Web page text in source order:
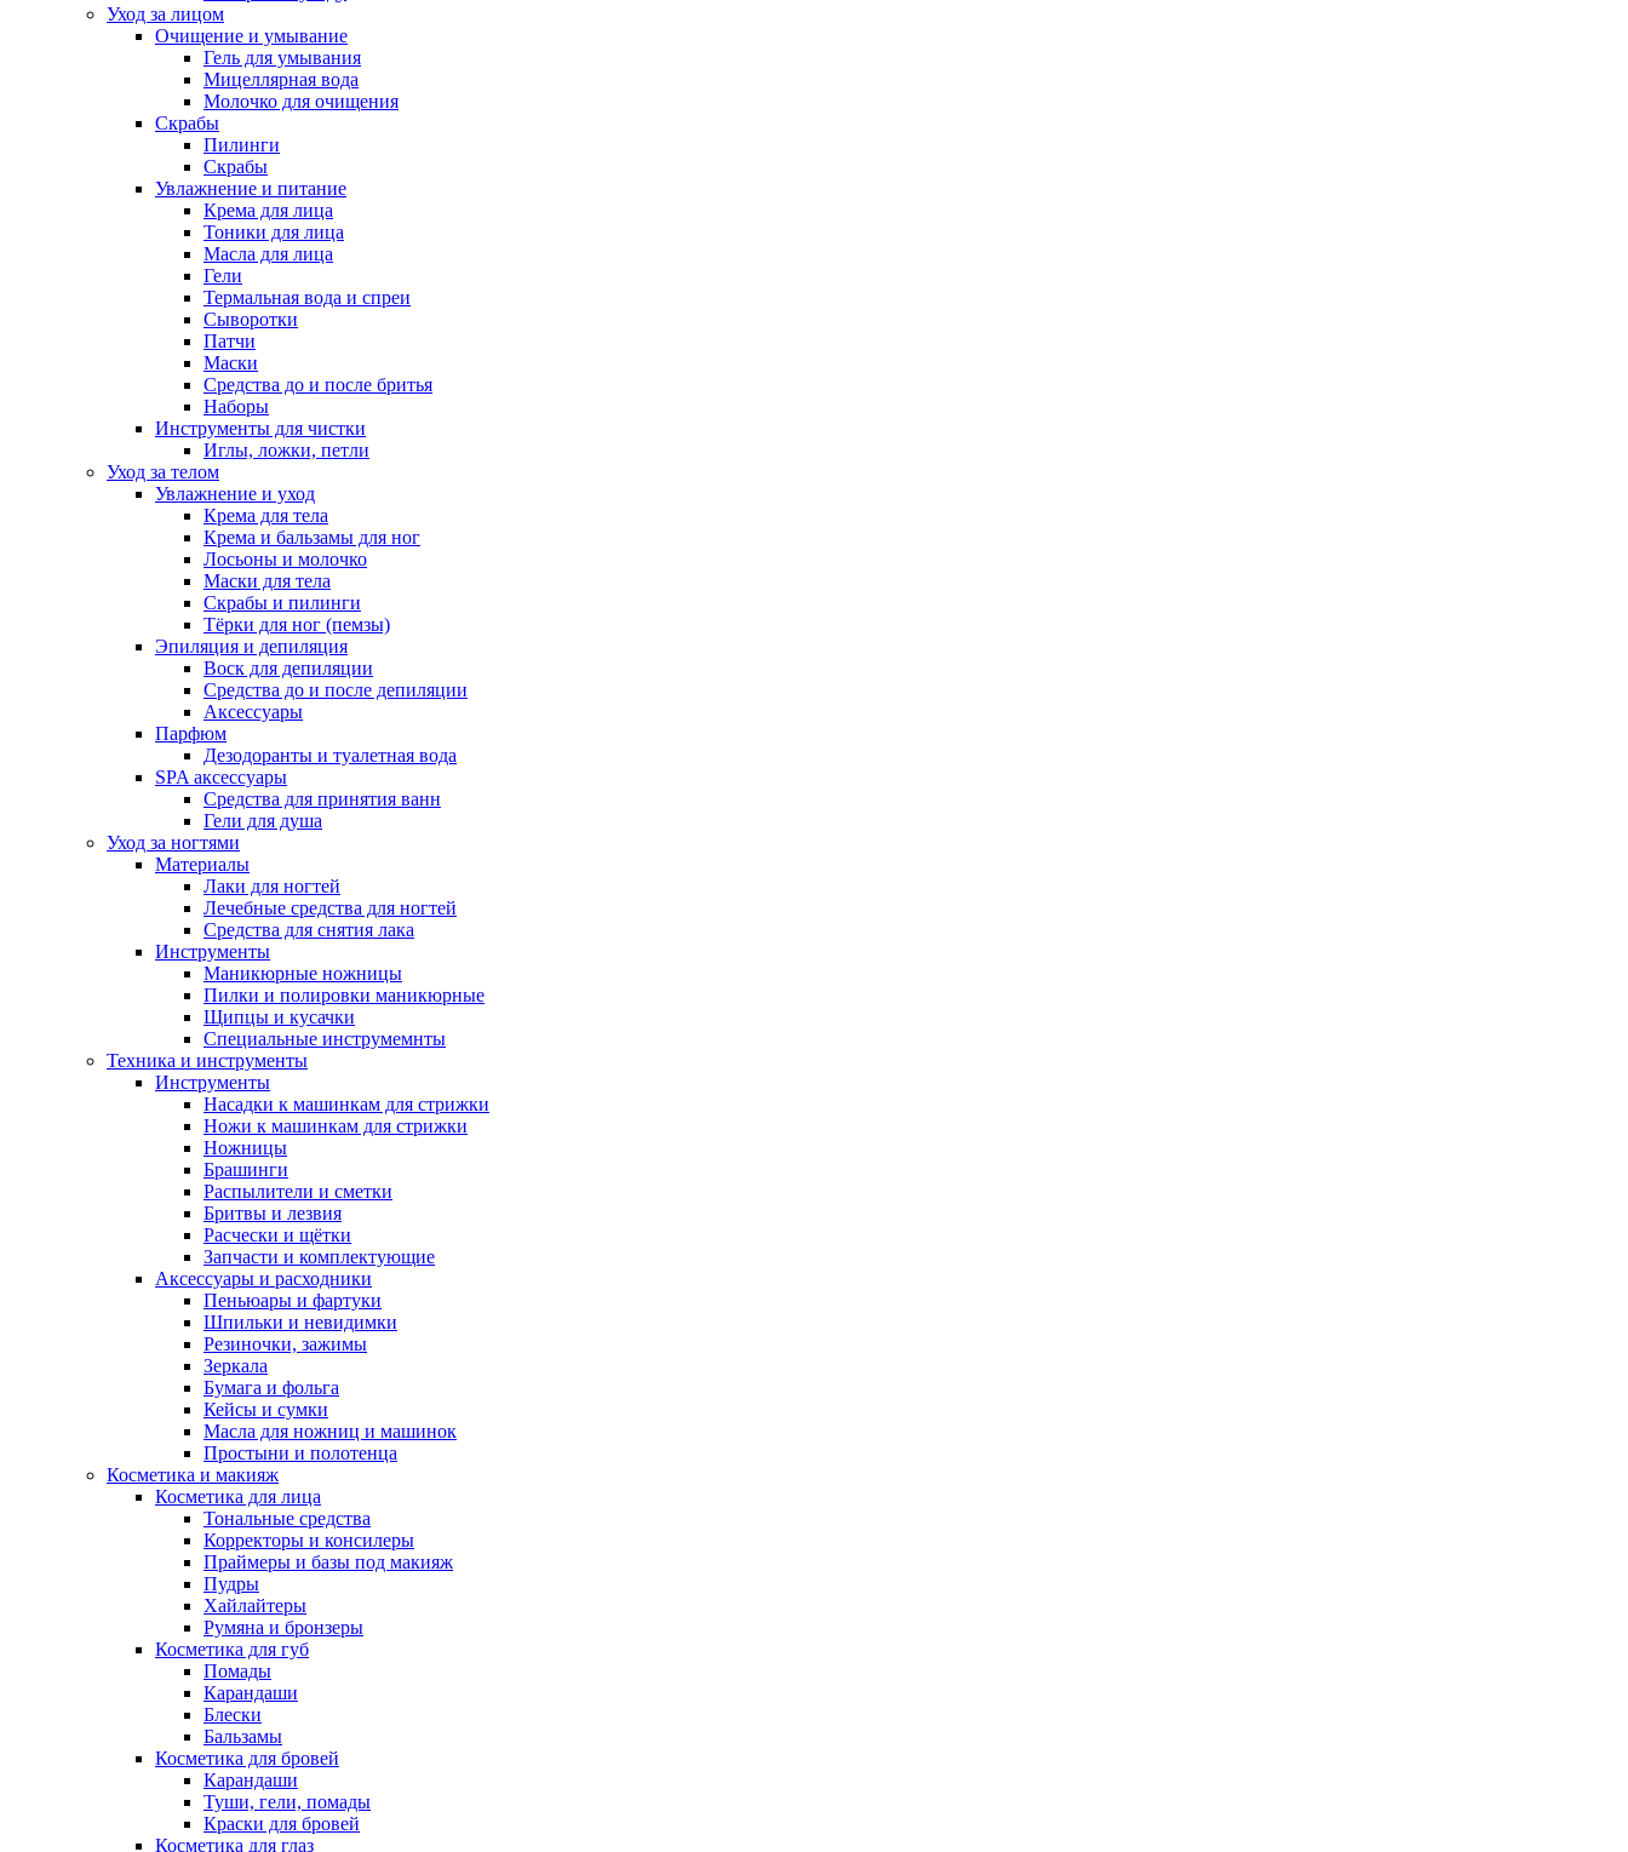
Уход за лицом
Очищение и умывание
Гель для умывания
Мицеллярная вода
Молочко для очищения
Скрабы
Пилинги
Скрабы
Увлажнение и питание
Крема для лица
Тоники для лица
Масла для лица
Гели
Термальная вода и спреи
Сыворотки
Патчи
Маски
Средства до и после бритья
Наборы
Инструменты для чистки
Иглы, ложки, петли
Уход за телом
Увлажнение и уход
Крема для тела
Крема и бальзамы для ног
Лосьоны и молочко
Маски для тела
Скрабы и пилинги
Тёрки для ног (пемзы)
Эпиляция и депиляция
Воск для депиляции
Средства до и после депиляции
Аксессуары
Парфюм
Дезодоранты и туалетная вода
SPA аксессуары
Средства для принятия ванн
Гели для душа
Уход за ногтями
Материалы
Лаки для ногтей
Лечебные средства для ногтей
Средства для снятия лака
Инструменты
Маникюрные ножницы
Пилки и полировки маникюрные
Щипцы и кусачки
Специальные инструмемнты
Техника и инструменты
Инструменты
Насадки к машинкам для стрижки
Ножи к машинкам для стрижки
Ножницы
Брашинги
Распылители и сметки
Бритвы и лезвия
Расчески и щётки
Запчасти и комплектующие
Аксессуары и расходники
Пеньюары и фартуки
Шпильки и невидимки
Резиночки, зажимы
Зеркала
Бумага и фольга
Кейсы и сумки
Масла для ножниц и машинок
Простыни и полотенца
Косметика и макияж
Косметика для лица
Тональные средства
Корректоры и консилеры
Праймеры и базы под макияж
Пудры
Хайлайтеры
Румяна и бронзеры
Косметика для губ
Помады
Карандаши
Блески
Бальзамы
Косметика для бровей
Карандаши
Туши, гели, помады
Краски для бровей
Косметика для глаз